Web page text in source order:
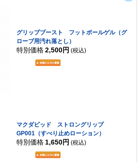
グリップブースト フットボールゲル（グ
ローブ用汚れ落とし）
特別価格 2,500円 (税込)
マクダビッド ストロングリップ
GP001（すべり止めローション）
特別価格 1,650円 (税込)